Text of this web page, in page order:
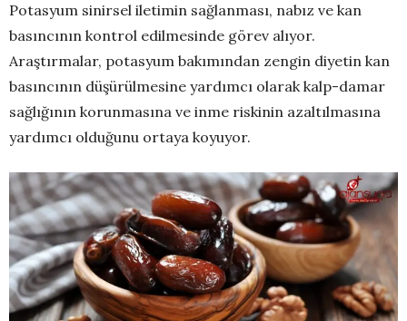
Potasyum sinirsel iletimin sağlanması, nabız ve kan
basıncının kontrol edilmesinde görev alıyor.
Araştırmalar, potasyum bakımından zengin diyetin kan
basıncının düşürülmesine yardımcı olarak kalp-damar
sağlığının korunmasına ve inme riskinin azaltılmasına
yardımcı olduğunu ortaya koyuyor.